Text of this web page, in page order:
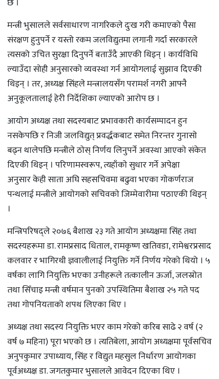
मन्त्री भुसालले सर्वसाधारण नागरिकले दुःख गरी कमाएको पैसा
संरक्षण हुनुपर्ने र यस्तो रकम जलविद्युतमा लगानी गर्दा सरकारले
त्यसको उचित सुरक्षा दिनुपर्ने बताउँदै आएकी थिइन् । कार्यविधि
ल्याउँदा सोही अनुसारको व्यवस्था गर्न आयोगलाई सुझाव दिएकी
थिइन् । तर, अध्यक्ष सिंहले मन्त्रालयसँग परामर्श नगरी आफ्नै
अनुकूलतालाई हेरी निर्देशिका ल्याएको आरोप छ ।
आयाेग अध्यक्ष तथा सदस्यबाट प्रभावकारी कार्यसम्पादन हुन
नसकेपछि र निजी जलविद्युत् प्रवर्द्धकबाट समेत निरन्तर गुनासाे
बढ्न थालेपछि मन्त्रीले ठाेस् निर्णय लिनुपर्ने अवस्था आएकाे संकेत
दिएकी थिइन् । परिणामस्वरूप, त्यहाँकाे सुधार गर्ने अपेक्षा
अनुसार केही साता अघि सहसचिवमा बढुवा भएका गाेकर्णराज
पन्थलाई मन्त्रीले आयाेगकाे सचिवकाे जिम्मेवारीमा पठाएकी थिइन्
।
मन्त्रिपरिषद्ले २०७६ बैशाख २३ गते आयोग अध्यक्षमा सिंह तथा
सदस्यहरूमा डा. रामप्रसाद धिताल, रामकृष्ण खतिवडा, रामेश्वरप्रसाद
कलवार र भागिरथी ज्ञवालीलाई नियुक्ति गर्ने निर्णय गरेको थियो । ५
वर्षका लागि नियुक्ति भएका उनीहरूले तत्कालीन ऊर्जा, जलस्रोत
तथा सिँचाइ मन्त्री वर्षमान पुनको उपस्थितिमा बैशाख २५ गते पद
तथा गोपनियताको शपथ लिएका थिए ।
अध्यक्ष तथा सदस्य नियुक्ति भएर काम गरेको करिब साढे २ वर्ष (२
वर्ष ७ महिना) पूरा भएको छ । त्यतिबेला, आयोग अध्यक्षमा पूर्वसचिव
अनुपकुमार उपाध्याय, सिंह र विद्युत महसुल निर्धारण आयोगका
पूर्वअध्यक्ष डा. जगतकुमार भुसालले आवेदन दिएका थिए ।